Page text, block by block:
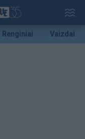
Renginiai Vaizdai